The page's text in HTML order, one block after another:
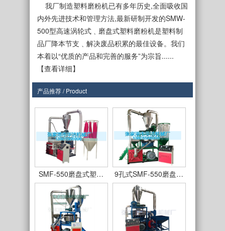
我厂制造塑料磨粉机已有多年历史,全面吸收国
内外先进技术和管理方法,最新研制开发的SMW-
500型高速涡轮式﹑磨盘式塑料磨粉机是塑料制
品厂降本节支﹑解决废品积累的最佳设备。我们
本着以“优质的产品和完善的服务”为宗旨......
【查看详细】
产品推荐 / Product
SMF-450型 SMF550型立式磨盘…
SMF-550磨盘式塑… 9孔式SMF-550磨盘…